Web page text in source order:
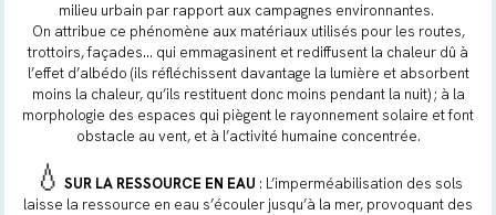
milieu urbain par rapport aux campagnes environnantes.
On attribue ce phénomène aux matériaux utilisés pour les routes,
trottoirs, façades... qui emmagasinent et rediffusent la chaleur dû à
l’effet d’albédo (ils réfléchissent davantage la lumière et absorbent
moins la chaleur, qu’ils restituent donc moins pendant la nuit) ; à la
morphologie des espaces qui piègent le rayonnement solaire et font
obstacle au vent, et à l’activité humaine concentrée.
💧 SUR LA RESSOURCE EN EAU : L’imperméabilisation des sols
laisse la ressource en eau s’écouler jusqu’à la mer, provoquant des